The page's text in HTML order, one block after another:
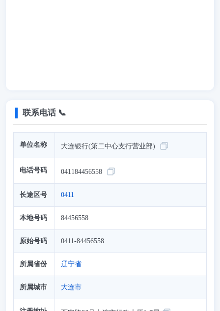
联系电话 📞
单位名称 大连银行(第二中心支行营业部)
电话号码 041184456558
长途区号 0411
本地号码 84456558
原始号码 0411-84456558
所属省份 辽宁省
所属城市 大连市